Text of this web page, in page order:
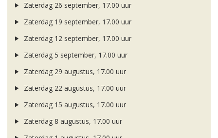
Zaterdag 26 september, 17.00 uur
Zaterdag 19 september, 17.00 uur
Zaterdag 12 september, 17.00 uur
Zaterdag 5 september, 17.00 uur
Zaterdag 29 augustus, 17.00 uur
Zaterdag 22 augustus, 17.00 uur
Zaterdag 15 augustus, 17.00 uur
Zaterdag 8 augustus, 17.00 uur